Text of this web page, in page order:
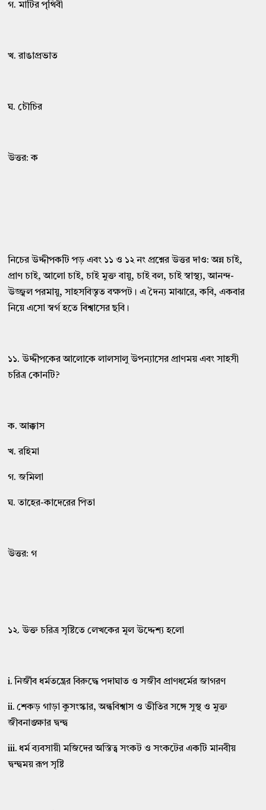
গ. মাটির পৃথিবী
খ. রাঙাপ্রভাত
ঘ. চৌচির
উত্তর: ক
নিচের উদ্দীপকটি পড় এবং ১১ ও ১২ নং প্রশ্নের উত্তর দাও: অন্ন চাই,
প্রাণ চাই, আলো চাই, চাই মুক্ত বায়ু, চাই বল, চাই স্বাস্থ্য, আনন্দ-
উজ্জ্বল পরমায়ু, সাহসবিস্তৃত বক্ষপট। এ দৈন্য মাঝারে, কবি, একবার
নিয়ে এসো স্বর্গ হতে বিশ্বাসের ছবি।
১১. উদ্দীপকের আলোকে লালসালু উপন্যাসের প্রাণময় এবং সাহসী
চরিত্র কোনটি?
ক. আক্কাস
খ. রহিমা
গ. জমিলা
ঘ. তাহের-কাদেরের পিতা
উত্তর: গ
১২. উক্ত চরিত্র সৃষ্টিতে লেখকের মূল উদ্দেশ্য হলো
i. নির্জীব ধর্মতন্ত্রের বিরুদ্ধে পদাঘাত ও সজীব প্রাণধর্মের জাগরণ
ii. শেকড় গাড়া কুসংস্কার, অন্ধবিশ্বাস ও ভীতির সঙ্গে সুস্থ ও মুক্ত
জীবনাঙ্ক্ষার দ্বন্দ্ব
iii. ধর্ম ব্যবসায়ী মজিদের অস্তিত্ব সংকট ও সংকটের একটি মানবীয়
দ্বন্দ্বময় রূপ সৃষ্টি